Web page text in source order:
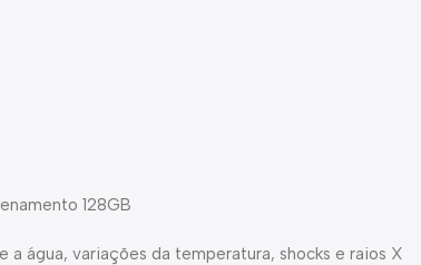
128GB
a água, variações da temperatura, shocks e raios X